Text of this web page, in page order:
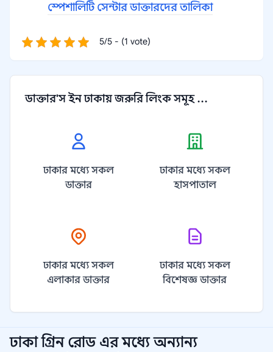
স্পেশালিটি সেন্টার ডাক্তারদের তালিকা
5/5 - (1 vote)
ডাক্তার'স ইন ঢাকায় জরুরি লিংক সমূহ ...
ঢাকার মধ্যে সকল
ডাক্তার
ঢাকার মধ্যে সকল
হাসপাতাল
ঢাকার মধ্যে সকল
এলাকার ডাক্তার
ঢাকার মধ্যে সকল
বিশেষজ্ঞ ডাক্তার
ঢাকা গ্রিন রোড এর মধ্যে অন্যান্য